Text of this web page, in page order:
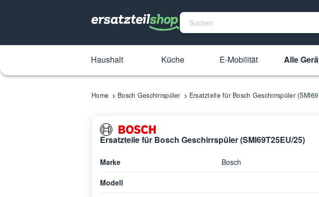
Haushalt Küche E-Mobilität Alle
Home Bosch Geschirrspüler Ersatzteile für Bosch Geschirrspüler
Ersatzteile für Bosch Geschirrspüler (SMI69T25EU/25)
Marke Bosch
Modell